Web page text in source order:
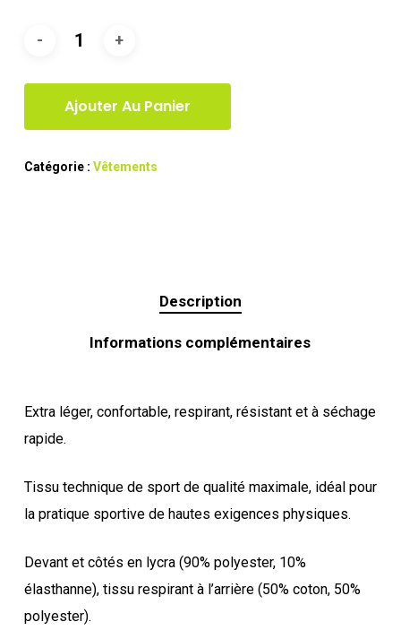
Ajouter Au Panier
Catégorie : Vêtements
Description
Informations complémentaires
Extra léger, confortable, respirant, résistant et à séchage
rapide.
Tissu technique de sport de qualité maximale, idéal pour
la pratique sportive de hautes exigences physiques.
Devant et côtés en lycra (90% polyester, 10%
élasthanne), tissu respirant à l’arrière (50% coton, 50%
polyester).